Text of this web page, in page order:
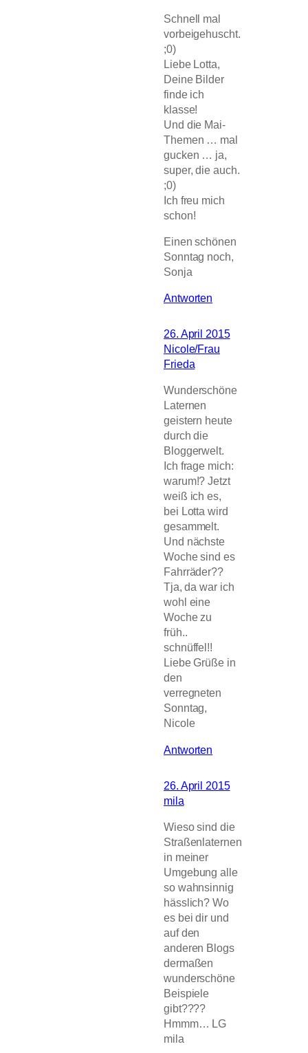
Schnell mal
vorbeigehuscht.
;0)
Liebe Lotta,
Deine Bilder
finde ich
klasse!
Und die Mai-
Themen … mal
gucken … ja,
super, die auch.
;0)
Ich freu mich
schon!
Einen schönen
Sonntag noch,
Sonja
Antworten
26. April 2015
Nicole/Frau
Frieda
Wunderschöne
Laternen
geistern heute
durch die
Bloggerwelt.
Ich frage mich:
warum!? Jetzt
weiß ich es,
bei Lotta wird
gesammelt.
Und nächste
Woche sind es
Fahrräder??
Tja, da war ich
wohl eine
Woche zu
früh..
schnüffel!!
Liebe Grüße in
den
verregneten
Sonntag,
Nicole
Antworten
26. April 2015
mila
Wieso sind die
Straßenlaternen
in meiner
Umgebung alle
so wahnsinnig
hässlich? Wo
es bei dir und
auf den
anderen Blogs
dermaßen
wunderschöne
Beispiele
gibt????
Hmmm… LG
mila